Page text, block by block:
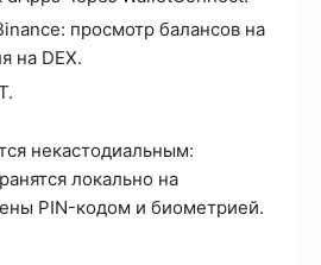
просмотр балансов на
на DEX.
некастодиальным:
локально на
PIN-кодом и биометрией.